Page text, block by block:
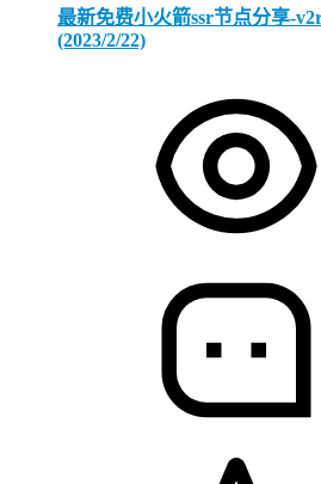
最新免费小火箭ssr节点分享-
(2023/2/22)